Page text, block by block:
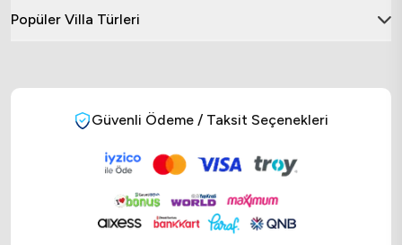
Popüler Villa Türleri
Güvenli Ödeme / Taksit Seçenekleri